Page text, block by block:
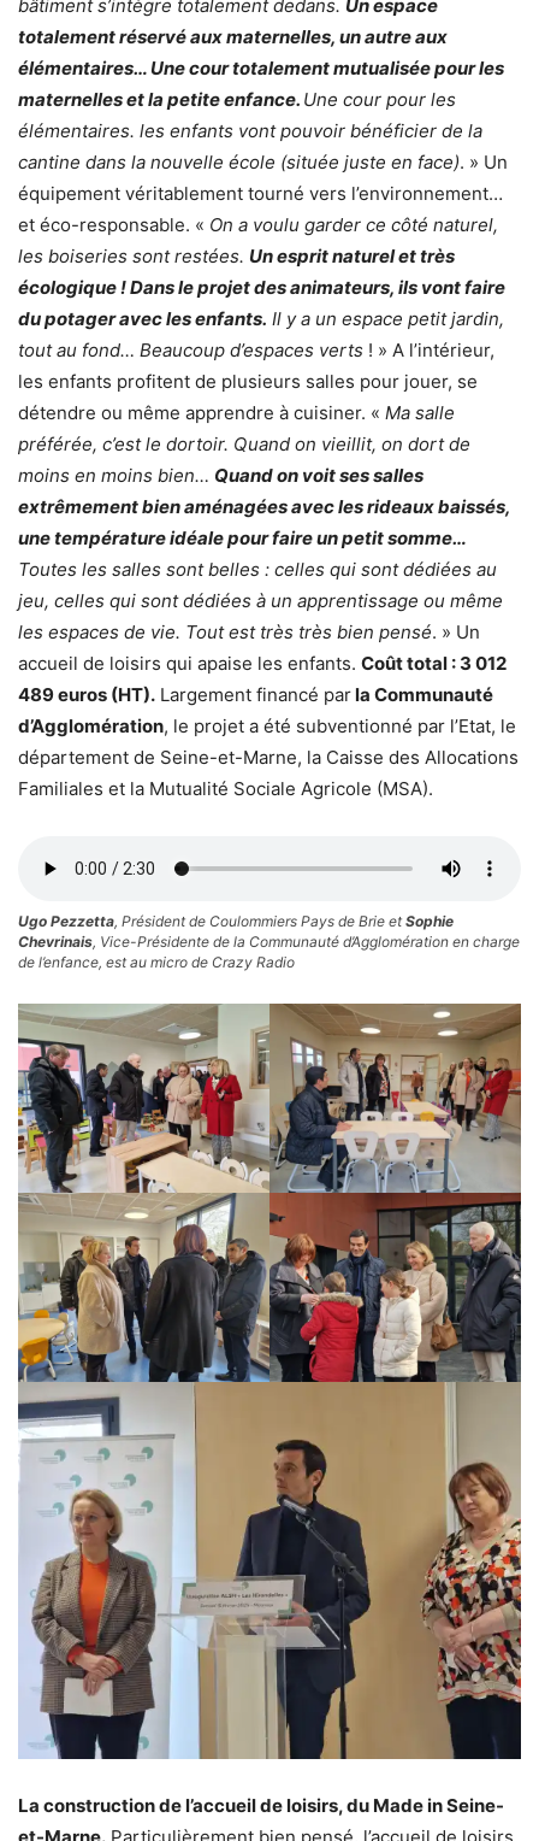
bâtiment s’intègre totalement dedans. Un espace
totalement réservé aux maternelles, un autre aux
élémentaires… Une cour totalement mutualisée pour les
maternelles et la petite enfance. Une cour pour les
élémentaires. les enfants vont pouvoir bénéficier de la
cantine dans la nouvelle école (située juste en face). » Un
équipement véritablement tourné vers l’environnement…
et éco-responsable. « On a voulu garder ce côté naturel,
les boiseries sont restées. Un esprit naturel et très
écologique ! Dans le projet des animateurs, ils vont faire
du potager avec les enfants. Il y a un espace petit jardin,
tout au fond… Beaucoup d’espaces verts ! » A l’intérieur,
les enfants profitent de plusieurs salles pour jouer, se
détendre ou même apprendre à cuisiner. « Ma salle
préférée, c’est le dortoir. Quand on vieillit, on dort de
moins en moins bien… Quand on voit ses salles
extrêmement bien aménagées avec les rideaux baissés,
une température idéale pour faire un petit somme…
Toutes les salles sont belles : celles qui sont dédiées au
jeu, celles qui sont dédiées à un apprentissage ou même
les espaces de vie. Tout est très très bien pensé. » Un
accueil de loisirs qui apaise les enfants. Coût total : 3 012
489 euros (HT). Largement financé parla Communauté
d’Agglomération, le projet a été subventionné par l’Etat, le
département de Seine-et-Marne, la Caisse des Allocations
Familiales et la Mutualité Sociale Agricole (MSA).
Ugo Pezzetta, Président de Coulommiers Pays de Brie etSophie
Chevrinais, Vice-Présidente de la Communauté d’Agglomération en charge
de l’enfance, est au micro de Crazy Radio
La construction de l’accueil de loisirs, du Made in Seine-